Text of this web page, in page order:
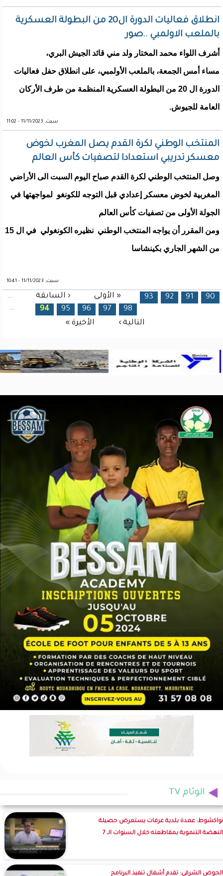
انطلاق فعاليات الدورة ال20 من البطولة العسكرية
بالملعب الاولمبي ..صور
أشرف اللواء محمد المختار ولد مني قائد الجيش البري،
مساء أمس الجمعة، بالملعب الأولمبي، على انطلاق حفل فعاليات
الدورة ال 20 من البطولة العسكرية المنظمة من طرف الأركان
العامة للجيوش.
سبت, 11/11/2023 - 11:02
المنتخب الوطني لكرة القدم يصل المغرب لخوض
معسكر تدريبي استعدادا لتصفيات كأس العالم
وصل المنتخب الوطني لكرة القدم صباح اليوم السبت الى الأراضي
المغربية لخوض معسكر إعدادي قبل التوجه للكونغو لمواجهتها في
الجولة الأولى من تصفيات كأس العالم
ومن المقرر أن يواجه المنتخب الوطني نظيره الكونغولي في ال 15
من الشهر الجاري بكينشاسا
سبت, 11/11/2023 - 10:41
الصفحات « الأولى ‹ السابقة … 90
91
92
93
94
95 96 97 98
…
التالية ›
الأخيرة »
الوئام TV
نواكشوط: عمدة بلدية عرفات يستعرض حصيلة
النهضة التنموية بمقاطعته خلال السنوات الـ 7
الحوض الشرقي: تقدم أشغال تنفيذ البرنامج